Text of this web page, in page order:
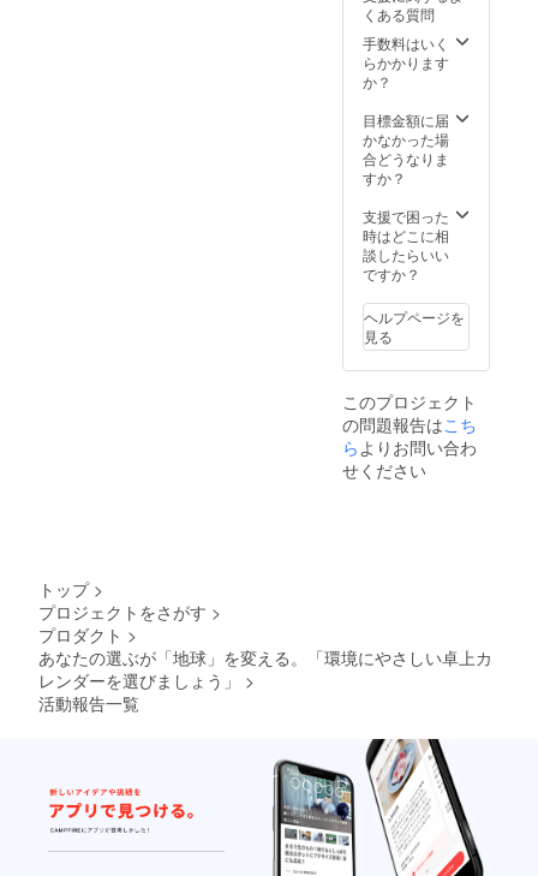
になり
ます。
※プロ
ジェク
前にテ
ンプ
レート
データ
な方は
ご連絡
くださ
い。 ２.
ていた
だいた
データ
をメー
くは
データ
便など
で弊社
（info@
フォン
トは全
取って
くださ
い。画
像デー
タは
「画像
の埋め
くある質問
手数料はいく
らかかります
か？
目標金額に届
かなかった場
合どうなりま
すか？
支援で困った
時はどこに相
談したらいい
ですか？
ヘルプページを
見る
このプロジェクト
の問題報告はこち
ら よりお問い合わ
せください
トップ >
プロジェクトをさがす >
プロダクト >
あなたの選ぶが「地球」を変える。「環境にやさしい卓上カ
レンダーを選びましょう」
>
活動報告一覧